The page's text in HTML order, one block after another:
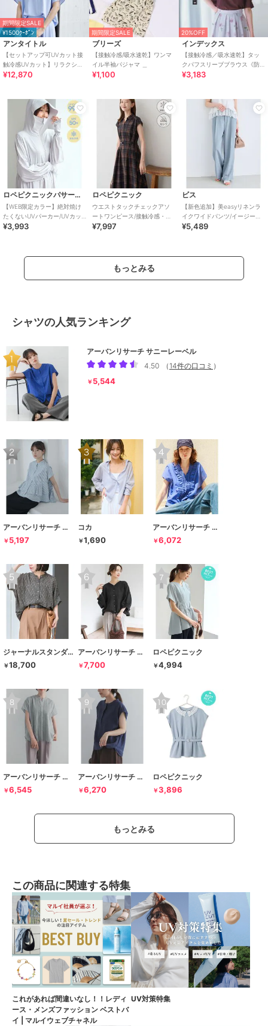
期間限定SALE
¥1500ｸｰﾎﾟﾝ
アンタイトル
【セットアップ可UVカット接
触冷感UVカット】リラクシー
キーVネックブラウス
¥12,870
期間限定SALE
ブリーズ
【接触冷感/吸水速乾】ワンマ
¥1,100
20%OFF
インデックス
【接触冷感／吸水速乾】タッ
クパフスリーブブラウス《防
シワ／洗濯機OK／XS～3L／
¥3,183
ロペピクニックパサージュ
【WEB限定カラー】絶対焼け
たくないUVパーカー/UVカッ
ト・接触冷感
¥3,993
ロペピクニック
ウエストタックチェックアソ
ートワンピース/接触冷感・防
シワ・リンクコーデ
¥7,997
ビス
【新色追加】美easyリネンラ
イクワイドパンツ/イージーケ
ア・接触冷感・セットアップ
¥5,489
もっとみる
シャツの人気ランキング
アーバンリサーチ サニーレーベル
4.50
（ 14件の口コミ ）
￥ 5,544
アーバンリサーチ サニーレーベル
￥ 5,197
コカ
￥1,690
アーバンリサーチ サニーレーベル
￥6,072
ジャーナルスタンダード レサージュ
￥18,700
アーバンリサーチ ドアーズ
￥7,700
ロペピクニック
￥4,994
アーバンリサーチ ドアーズ
￥6,545
アーバンリサーチ ドアーズ
￥6,270
ロペピクニック
￥3,896
もっとみる
この商品に関連する特集
これがあれば間違いなし！！レディ
ース・メンズファッション ベストバ
イ | マルイウェブチャネル
UV対策特集